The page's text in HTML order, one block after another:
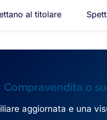
al titolare
Compravendita o
aggiornata e una